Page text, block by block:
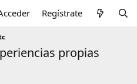
Regístrate
propias